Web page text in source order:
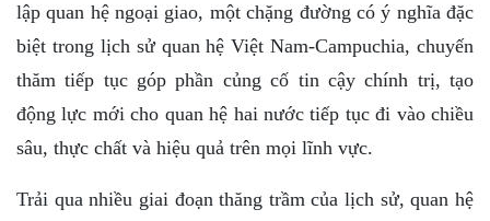
lập quan hệ ngoại giao, một chặng đường có ý nghĩa đặc
biệt trong lịch sử quan hệ Việt Nam-Campuchia, chuyến
thăm tiếp tục góp phần củng cố tin cậy chính trị, tạo
động lực mới cho quan hệ hai nước tiếp tục đi vào chiều
sâu, thực chất và hiệu quả trên mọi lĩnh vực.
Trải qua nhiều giai đoạn thăng trầm của lịch sử, quan hệ